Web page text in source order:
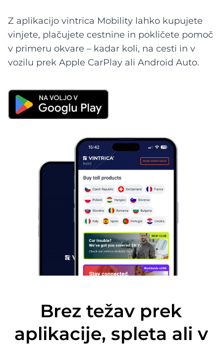
Z aplikacijo vintrica Mobility lahko kupujete
vinjete, plačujete cestnine in pokličete pomoč
v primeru okvare – kadar koli, na cesti in v
vozilu prek Apple CarPlay ali Android Auto.
Brez težav prek
aplikacije, spleta ali v